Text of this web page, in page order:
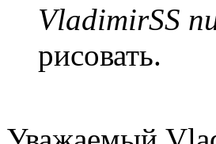
VladimirSS
рисовать.